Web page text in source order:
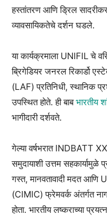
हस्तांतरण आणि ड्रिल
व्यावसायिकतेचे दर्शन घडले.
या कार्यक्रमाला UNIFIL चे
ब्रिगेडियर जनरल रिकार्डो
(LAF) प्रतिनिधी, स्थानिक
उपस्थित होते. ही बाबभारतीय
भागीदारी दर्शवते.
गेल्या वर्षभरात INDBATT
समुदायाशी उत्तम सहकार्यामुळे
गस्त, मानवतावादी मदत आणि
(CIMIC) फ्रेमवर्क अंतर्गत
होता. भारतीय लष्कराच्या